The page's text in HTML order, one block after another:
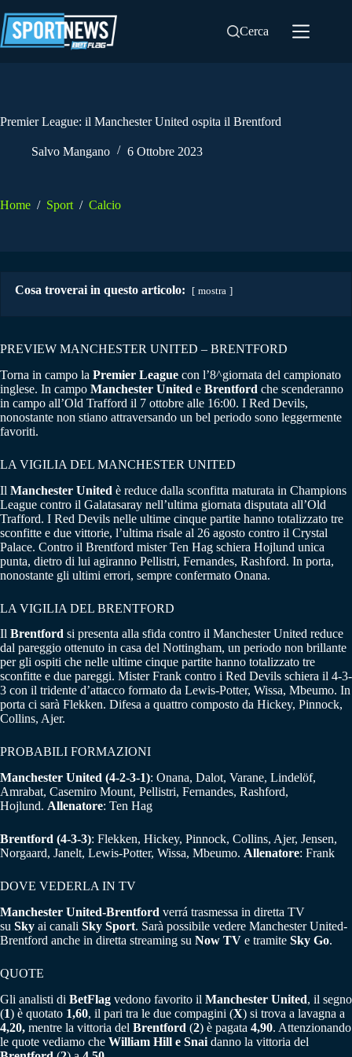
al
contenuto
Cerca
Premier League: il Manchester United ospita il Brentford
Salvo Mangano 6 Ottobre 2023
Home / Sport / Calcio
Cosa troverai in questo articolo: mostra
PREVIEW MANCHESTER UNITED – BRENTFORD
Torna in campo la Premier League con l’8^giornata del campionato
inglese. In campo Manchester United e Brentford che scenderanno
in campo all’Old Trafford il 7 ottobre alle 16:00. I Red Devils,
nonostante non stiano attraversando un bel periodo sono leggermente
favoriti.
LA VIGILIA DEL MANCHESTER UNITED
Il Manchester United è reduce dalla sconfitta maturata in Champions
League contro il Galatasaray nell’ultima giornata disputata all’Old
Trafford. I Red Devils nelle ultime cinque partite hanno totalizzato tre
sconfitte e due vittorie, l’ultima risale al 26 agosto contro il Crystal
Palace. Contro il Brentford mister Ten Hag schiera Hojlund unica
punta, dietro di lui agiranno Pellistri, Fernandes, Rashford. In porta,
nonostante gli ultimi errori, sempre confermato Onana.
LA VIGILIA DEL BRENTFORD
Il Brentford si presenta alla sfida contro il Manchester United reduce
dal pareggio ottenuto in casa del Nottingham, un periodo non brillante
per gli ospiti che nelle ultime cinque partite hanno totalizzato tre
sconfitte e due pareggi. Mister Frank contro i Red Devils schiera il 4-3-
3 con il tridente d’attacco formato da Lewis-Potter, Wissa, Mbeumo. In
porta ci sarà Flekken. Difesa a quattro composto da Hickey, Pinnock,
Collins, Ajer.
PROBABILI FORMAZIONI
Manchester United (4-2-3-1): Onana, Dalot, Varane, Lindelöf,
Amrabat, Casemiro Mount, Pellistri, Fernandes, Rashford,
Hojlund. Allenatore: Ten Hag
Brentford (4-3-3): Flekken, Hickey, Pinnock, Collins, Ajer, Jensen,
Norgaard, Janelt, Lewis-Potter, Wissa, Mbeumo. Allenatore: Frank
DOVE VEDERLA IN TV
Manchester United-Brentford verrá trasmessa in diretta TV
su Sky ai canali Sky Sport. Sarà possibile vedere Manchester United-
Brentford anche in diretta streaming su Now TV e tramite Sky Go.
QUOTE
Gli analisti di BetFlag vedono favorito il Manchester United, il segno
(1) è quotato 1,60, il pari tra le due compagini (X) si trova a lavagna a
4,20, mentre la vittoria del Brentford (2) è pagata 4,90. Attenzionando
le quote vediamo che William Hill e Snai danno la vittoria del